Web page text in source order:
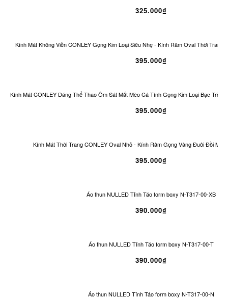
325.000₫
Kính Mát Không Viền CONLEY Gọng Kim Loại Siêu Nhẹ - Kính Râm Oval Thời Trang
395.000₫
Kính Mát CONLEY Dáng Thể Thao Ôm Sát Mắt Mèo Cá Tính Gọng Kim Loại Bạc
395.000₫
Kính Mát Thời Trang CONLEY Oval Nhỏ - Kính Râm Gọng Vàng Đuôi Đồi Mồi
395.000₫
Áo thun NULLED Tỉnh Táo form boxy N-T317-00-XB
390.000₫
Áo thun NULLED Tỉnh Táo form boxy N-T317-00-T
390.000₫
Áo thun NULLED Tỉnh Táo form boxy N-T317-00-N